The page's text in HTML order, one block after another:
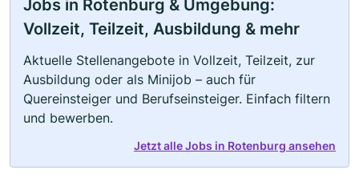
Jobs in Rotenburg & Umgebung:
Vollzeit, Teilzeit, Ausbildung & mehr
Aktuelle Stellenangebote in Vollzeit, Teilzeit, zur
Ausbildung oder als Minijob – auch für
Quereinsteiger und Berufseinsteiger. Einfach filtern
und bewerben.
Jetzt alle Jobs in Rotenburg ansehen